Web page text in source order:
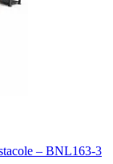
– BNL163-3